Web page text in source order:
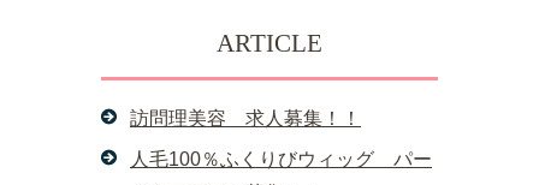
ARTICLE
訪問理美容 求人募集！！
人毛100％ふくりびウィッグ パー